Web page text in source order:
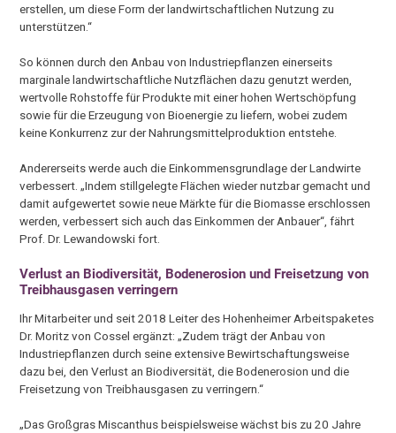
erstellen, um diese Form der landwirtschaftlichen Nutzung zu
unterstützen.“
So können durch den Anbau von Industriepflanzen einerseits
marginale landwirtschaftliche Nutzflächen dazu genutzt werden,
wertvolle Rohstoffe für Produkte mit einer hohen Wertschöpfung
sowie für die Erzeugung von Bioenergie zu liefern, wobei zudem
keine Konkurrenz zur der Nahrungsmittelproduktion entstehe.
Andererseits werde auch die Einkommensgrundlage der Landwirte
verbessert. „Indem stillgelegte Flächen wieder nutzbar gemacht und
damit aufgewertet sowie neue Märkte für die Biomasse erschlossen
werden, verbessert sich auch das Einkommen der Anbauer“, fährt
Prof. Dr. Lewandowski fort.
Verlust an Biodiversität, Bodenerosion und Freisetzung von
Treibhausgasen verringern
Ihr Mitarbeiter und seit 2018 Leiter des Hohenheimer Arbeitspaketes
Dr. Moritz von Cossel ergänzt: „Zudem trägt der Anbau von
Industriepflanzen durch seine extensive Bewirtschaftungsweise
dazu bei, den Verlust an Biodiversität, die Bodenerosion und die
Freisetzung von Treibhausgasen zu verringern.“
„Das Großgras Miscanthus beispielsweise wächst bis zu 20 Jahre